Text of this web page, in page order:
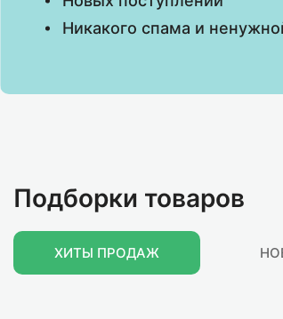
Никакого спама и
Подборки товаров
ХИТЫ ПРОДАЖ